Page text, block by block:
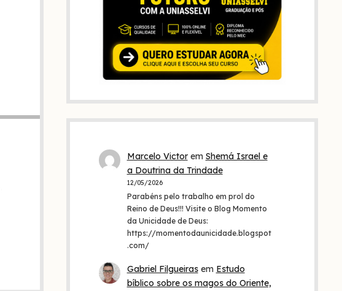
Marcelo Victorem Shemá Israel e
a Doutrina da Trindade
12/05/2026
Parabéns pelo trabalho em prol do
Reino de Deus!!! Visite o Blog Momento
da Unicidade de Deus:
https://momentodaunicidade.blogspot
.com/
Gabriel Filgueirasem Estudo
bíblico sobre os magos do Oriente,